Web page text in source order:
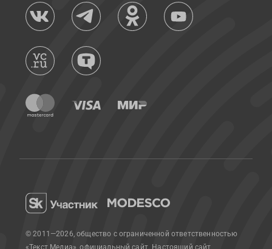
© 2011—2026, общество с ограниченной ответственностью
«Текст Медиа», официальный сайт. Настоящий сайт